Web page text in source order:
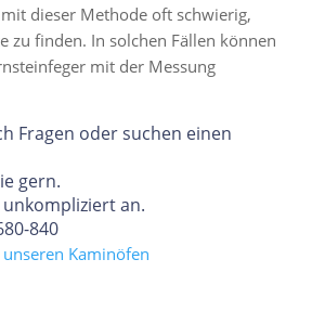
dieser Methode oft schwierig,
zu finden. In solchen Fällen können
mit der Messung
Fragen oder suchen einen
gern.
unkompliziert an.
840
Kaminöfen